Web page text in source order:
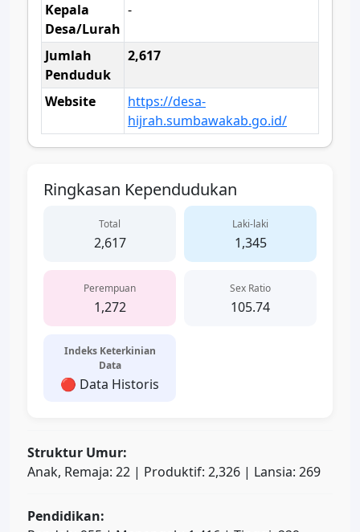
Kepala
Desa/Lurah
-
Jumlah
Penduduk
2,617
Website
https://desa-
hijrah.sumbawakab.go.id/
Ringkasan Kependudukan
Total
2,617
Laki-laki
1,345
Perempuan
1,272
Sex Ratio
105.74
Indeks Keterkinian
Data
🔴 Data Historis
Struktur Umur:
Anak, Remaja: 22 | Produktif: 2,326 | Lansia: 269
Pendidikan: